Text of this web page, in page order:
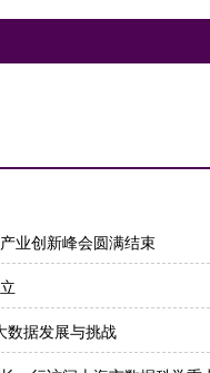
业创新峰会圆满结束
数据发展与挑战